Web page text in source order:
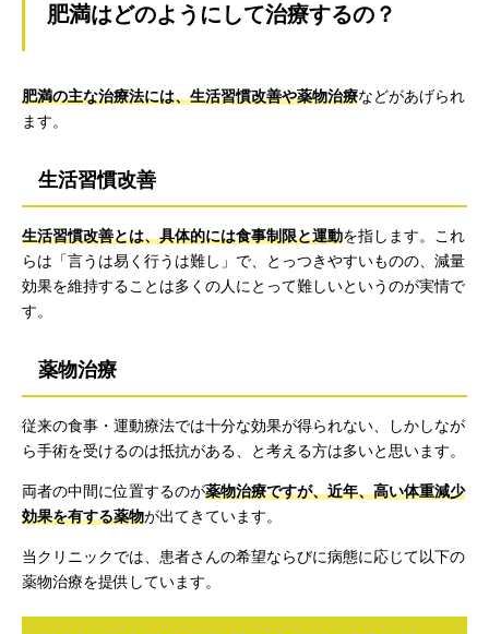
肥満はどのようにして治療するの？
肥満の主な治療法には、生活習慣改善や薬物治療などがあげられ
ます。
生活習慣改善
生活習慣改善とは、具体的には食事制限と運動を指します。これ
らは「言うは易く行うは難し」で、とっつきやすいものの、減量
効果を維持することは多くの人にとって難しいというのが実情で
す。
薬物治療
従来の食事・運動療法では十分な効果が得られない、しかしなが
ら手術を受けるのは抵抗がある、と考える方は多いと思います。
両者の中間に位置するのが薬物治療ですが、近年、高い体重減少
効果を有する薬物が出てきています。
当クリニックでは、患者さんの希望ならびに病態に応じて以下の
薬物治療を提供しています。